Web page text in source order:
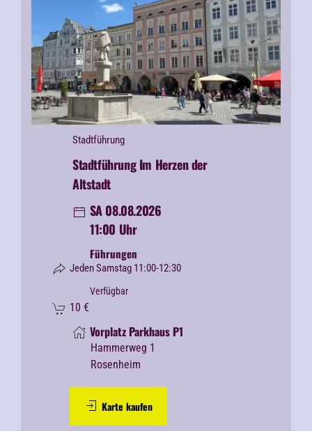
Stadtführung
Stadtführung Im Herzen der
Altstadt
SA 08.08.2026
11:00 Uhr
Führungen
Jeden Samstag 11:00-12:30
Verfügbar
10 €
Vorplatz Parkhaus P1
Hammerweg 1
Rosenheim
Karte kaufen